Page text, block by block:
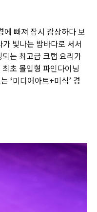
에 빠져 잠시 감상하다 보
빛나는 밤바다로 서서
는 최고급 크랩 요리가
초 몰입형 파인다이닝
‘미디어아트+미식’ 경